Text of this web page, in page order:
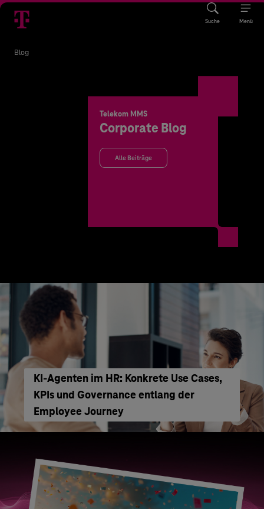
Suche Menü
Blog
Telekom MMS
Corporate Blog
Alle Beiträge
KI‑Agenten im HR: Konkrete Use Cases,
KPIs und Governance entlang der
Employee Journey